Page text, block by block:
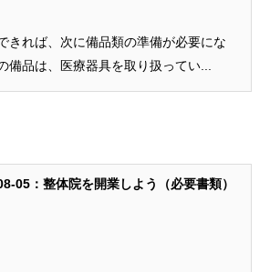
きれば、次に備品類の準備が必要にな
備品は、医療器具を取り扱ってい...
05：整体院を開業しよう（必要書類）